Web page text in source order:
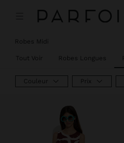
Robes Midi
Tout Voir Robes Longues
Couleur Prix